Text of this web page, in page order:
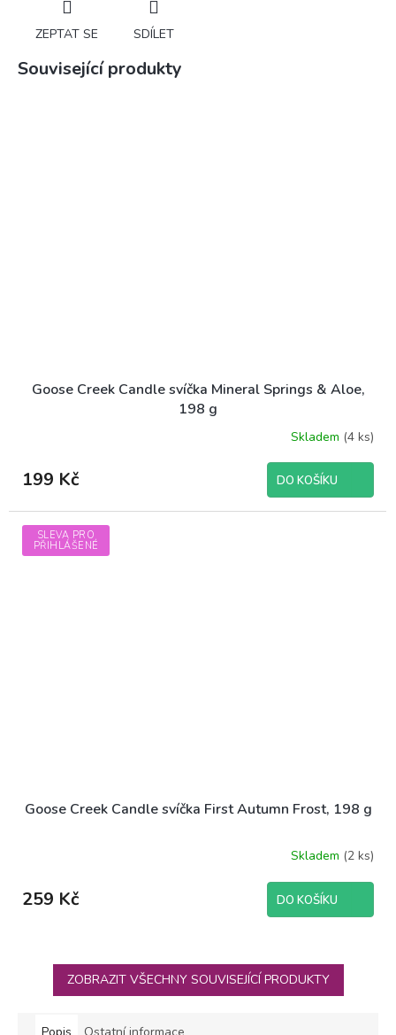
ZEPTAT SE SDÍLET
Související produkty
Goose Creek Candle svíčka Mineral Springs & Aloe,
198 g
Skladem (4 ks)
199 Kč DO KOŠÍKU
SLEVA PRO
PŘIHLÁŠENÉ
Goose Creek Candle svíčka First Autumn Frost, 198 g
Skladem (2 ks)
259 Kč DO KOŠÍKU
ZOBRAZIT VŠECHNY SOUVISEJÍCÍ PRODUKTY
Popis Ostatní informace